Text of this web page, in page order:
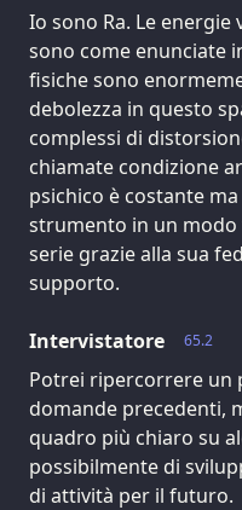
Io sono Ra. Le
sono come enunciate
fisiche sono
debolezza in questo
complessi di
chiamate condizione
psichico è costante
strumento in un modo
serie grazie alla sua
supporto.
65.2
Intervistatore
Potrei ripercorrere un
domande precedenti,
quadro più chiaro su
possibilmente di
di attività per il futuro.